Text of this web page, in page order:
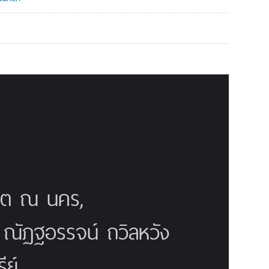
ต ณ นคร,
ฏฐอรรจน์ ถวิลหวัง